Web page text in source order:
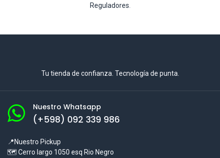
Reguladores
Tu tienda de confianza. Tecnología de punta.
Nuestro Whatsapp
(+598) 092 339 986
📍Nuestro Pickup
🗺 Cerro largo 1050 esq Rio Negro